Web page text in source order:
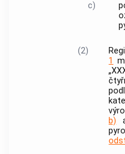
c)
(2)
1
b)